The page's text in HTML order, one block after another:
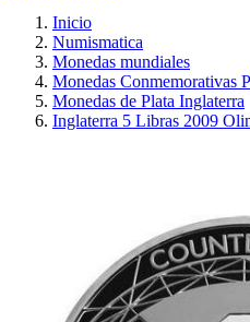
Inicio
Numismatica
Monedas mundiales
Monedas Conmemorativas
Monedas de Plata Inglaterra
Inglaterra 5 Libras 2009